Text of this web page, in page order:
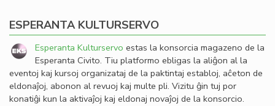
ESPERANTA KULTURSERVO
Esperanta Kulturservo estas la konsorcia magazeno de la
Esperanta Civito. Tiu platformo ebligas la aliĝon al la
eventoj kaj kursoj organizataj de la paktintaj establoj, aĉeton de
eldonaĵoj, abonon al revuoj kaj multe pli. Vizitu ĝin tuj por
konatiĝi kun la aktivaĵoj kaj eldonaj novaĵoj de la konsorcio.